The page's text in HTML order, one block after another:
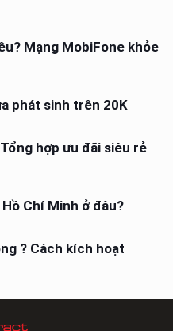
Mạng MobiFone khỏe
phát sinh trên 20K
hợp ưu đãi siêu rẻ
Chí Minh ở đâu?
? Cách kích hoạt